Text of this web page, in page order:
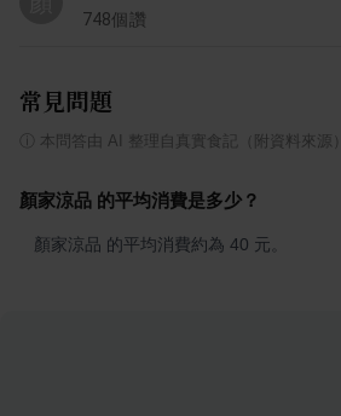
748個讚
常見問題
本問答由 AI 整理自真實食記（附資料來源）
顏家涼品 的平均消費是多少？
顏家涼品 的平均消費約為 40 元。